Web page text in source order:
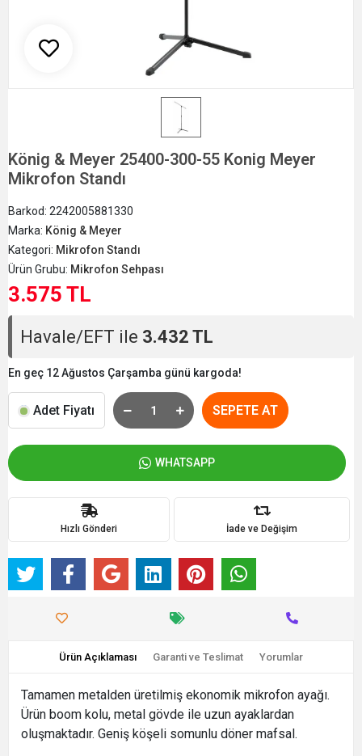
König & Meyer 25400-300-55 Konig Meyer
Mikrofon Standı
Barkod: 2242005881330
Marka: König & Meyer
Kategori: Mikrofon Standı
Ürün Grubu: Mikrofon Sehpası
3.575 TL
Havale/EFT ile 3.432 TL
En geç 12 Ağustos Çarşamba günü kargoda!
Adet Fiyatı SEPETE AT
WHATSAPP
Hızlı Gönderi İade ve Değişim
Ürün Açıklaması Garanti ve Teslimat Yorumlar
Tamamen metalden üretilmiş ekonomik mikrofon ayağı.
Ürün boom kolu, metal gövde ile uzun ayaklardan
oluşmaktadır. Geniş köşeli somunlu döner mafsal.